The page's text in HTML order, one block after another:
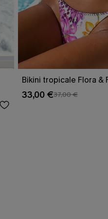
Bikini tropicale Flora &
33,00 €37,00 €